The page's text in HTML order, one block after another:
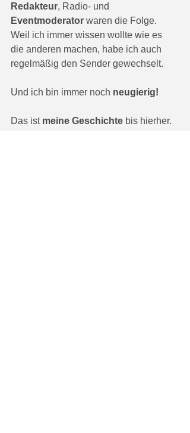
Redakteur, Radio- und
Eventmoderator waren die Folge.
Weil ich immer wissen wollte wie es
die anderen machen, habe ich auch
regelmäßig den Sender gewechselt.
Und ich bin immer noch neugierig!
Das ist meine Geschichte bis hierher.